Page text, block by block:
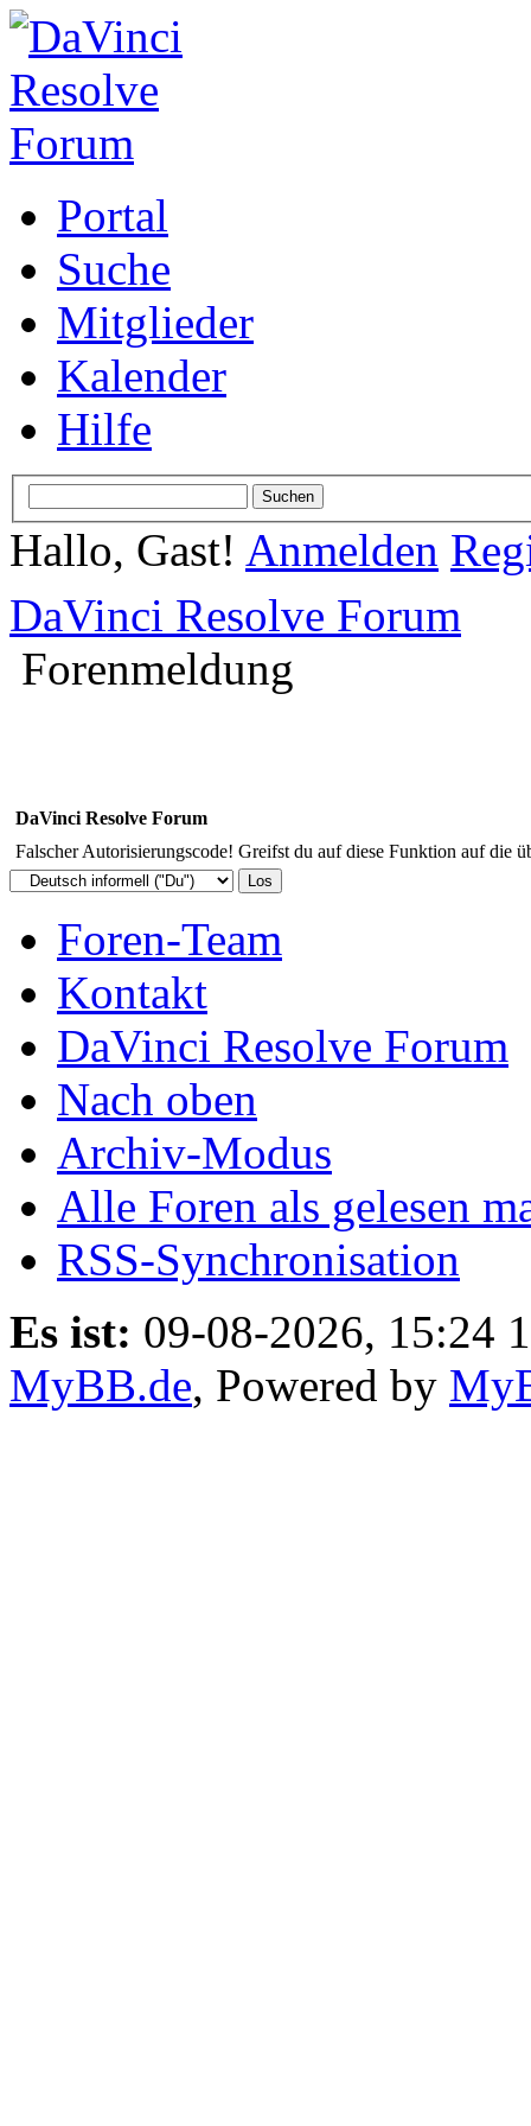
Portal
Suche
Mitglieder
Kalender
Hilfe
Hallo, Gast! Anmelden
DaVinci Resolve Forum
Forenmeldung
DaVinci Resolve Forum
Falscher Autorisierungscode! Greifst du auf diese Funktion auf die
Foren-Team
Kontakt
DaVinci Resolve Forum
Nach oben
Archiv-Modus
Alle Foren als gelesen
RSS-Synchronisation
Es ist: 09-08-2026, 15:24
MyBB.de, Powered by